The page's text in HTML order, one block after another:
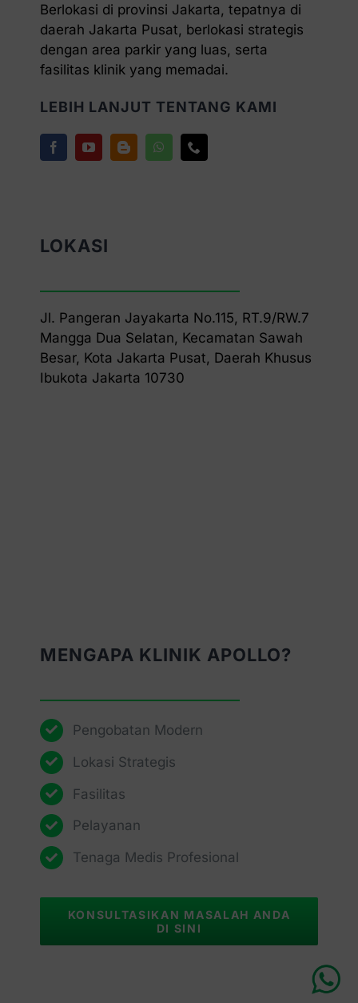
Berlokasi di provinsi Jakarta, tepatnya di
daerah Jakarta Pusat, berlokasi strategis
dengan area parkir yang luas, serta
fasilitas klinik yang memadai.
LEBIH LANJUT TENTANG KAMI
LOKASI
Jl. Pangeran Jayakarta No.115, RT.9/RW.7
Mangga Dua Selatan, Kecamatan Sawah
Besar, Kota Jakarta Pusat, Daerah Khusus
Ibukota Jakarta 10730
MENGAPA KLINIK APOLLO?
Pengobatan Modern
Lokasi Strategis
Fasilitas
Pelayanan
Tenaga Medis Profesional
KONSULTASIKAN MASALAH ANDA
DI SINI